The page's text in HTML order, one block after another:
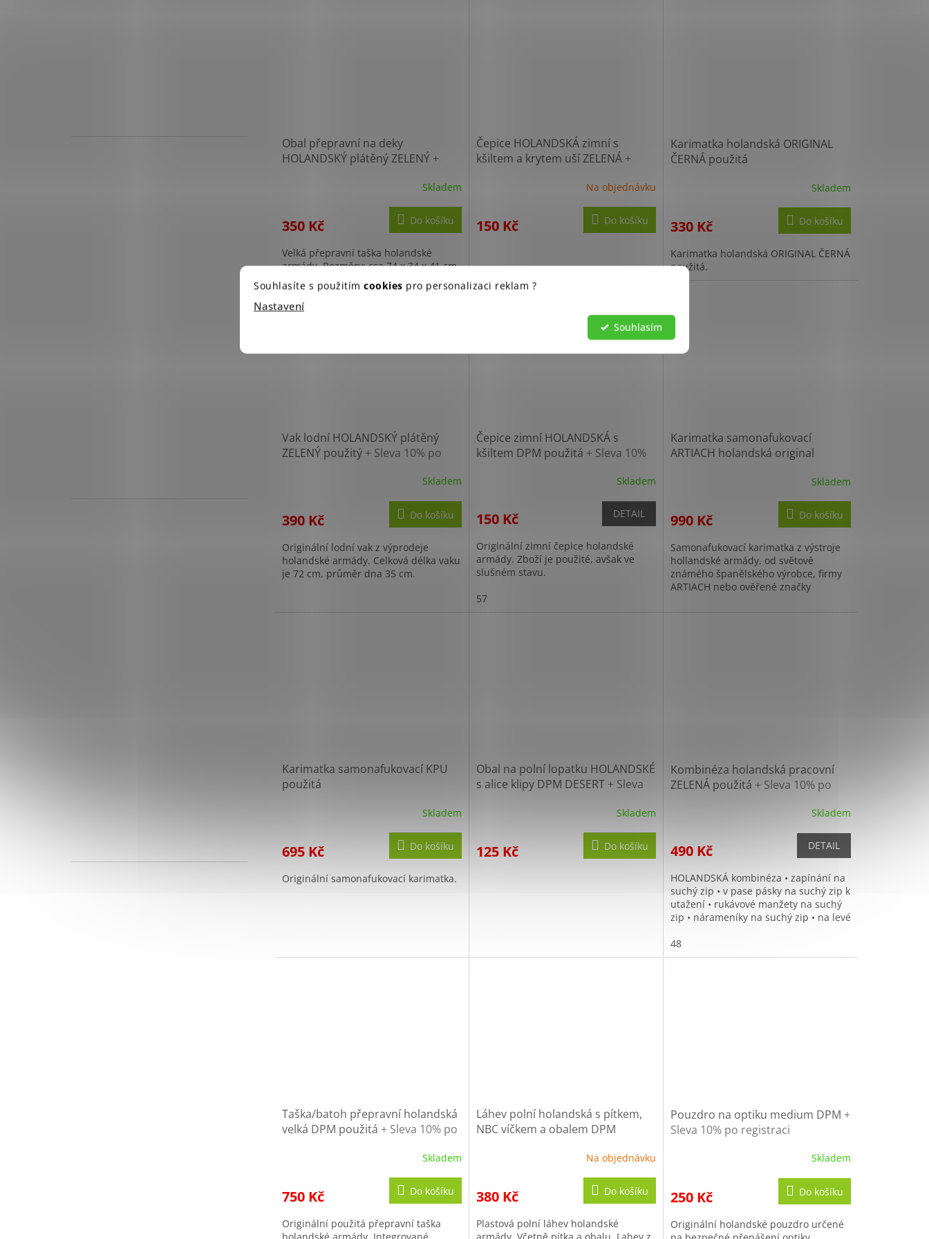
Souhlasíte s použitím cookies pro personalizaci reklam ?
Nastavení
Souhlasím
Obal přepravní na deky
HOLANDSKÝ plátěný ZELENÝ +
Skladem
350 Kč Do košíku
Velká přepravní taška holandské
armády. Rozměry: cca 74 x 34 x 41 cm.
Čepice HOLANDSKÁ zimní s
kšiltem a krytem uší ZELENÁ +
Na objednávku
150 Kč Do košíku
Karimatka holandská ORIGINAL
ČERNÁ použitá
Skladem
330 Kč Do košíku
Karimatka holandská ORIGINAL ČERNÁ
použitá.
Použitý
Vak lodní HOLANDSKÝ plátěný
ZELENÝ použitý + Sleva 10% po
Skladem
390 Kč Do košíku
Originální lodní vak z výprodeje
holandské armády. Celková délka vaku
je 72 cm, průměr dna 35 cm.
Čepice zimní HOLANDSKÁ s
kšiltem DPM použitá + Sleva 10%
Skladem
150 Kč DETAIL
Originální zimní čepice holandské
armády. Zboží je použité, avšak ve
slušném stavu.
57
Karimatka samonafukovací
ARTIACH holandská original
Skladem
990 Kč Do košíku
Samonafukovací karimatka z výstroje
hollandské armády, od světově
známého španělského výrobce, firmy
ARTIACH nebo ověřené značky
Karimatka samonafukovací KPU
použitá
Skladem
695 Kč Do košíku
Originální samonafukovací karimatka.
Obal na polní lopatku HOLANDSKÉ
s alice klipy DPM DESERT + Sleva
Skladem
125 Kč Do košíku
Kombinéza holandská pracovní
ZELENÁ použitá + Sleva 10% po
Skladem
490 Kč DETAIL
HOLANDSKÁ kombinéza • zapínání na
suchý zip • v pase pásky na suchý zip k
utažení • rukávové manžety na suchý
zip • nárameníky na suchý zip • na levé
48
Taška/batoh přepravní holandská
velká DPM použitá + Sleva 10% po
Skladem
750 Kč Do košíku
Originální použitá přepravní taška
Láhev polní holandská s pítkem,
NBC víčkem a obalem DPM
Na objednávku
380 Kč Do košíku
Plastová polní láhev holandské
Pouzdro na optiku medium DPM +
Sleva 10% po registraci
Skladem
250 Kč Do košíku
Originální holandské pouzdro určené